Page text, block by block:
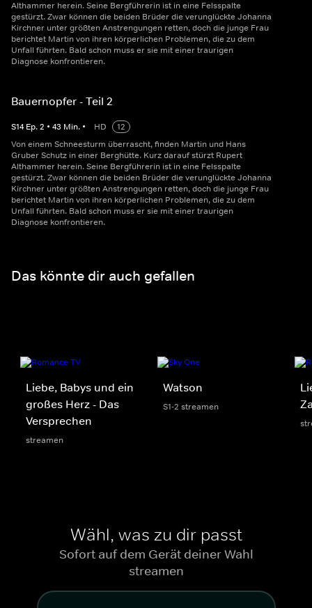
Althammer herein. Seine Bergführerin ist in eine Felsspalte
gestürzt. Zwar können die beiden Brüder die verunglückte Johanna
Kirchner unter größten Anstrengungen retten, doch die junge Frau
berichtet Martin von ihren körperlichen Problemen, die zu dem
Unfall führten. Bald schon muss er sie mit einer traurigen
Diagnose konfrontieren.
Bauernopfer - Teil 2
S14 Ep.2 • 43 Min. • HD
12
Von einem Schneesturm überrascht, finden Martin und Hans
Gruber Schutz in einer Berghütte. Kurz darauf stürzt Rupert
Althammer herein. Seine Bergführerin ist in eine Felsspalte
gestürzt. Zwar können die beiden Brüder die verunglückte Johanna
Kirchner unter größten Anstrengungen retten, doch die junge Frau
berichtet Martin von ihren körperlichen Problemen, die zu dem
Unfall führten. Bald schon muss er sie mit einer traurigen
Diagnose konfrontieren.
Das könnte dir auch gefallen
Liebe, Babys und ein
großes Herz - Das
Versprechen
streamen
Watson
S1-2 streamen
Wähl, was zu dir passt
Sofort auf dem Gerät deiner Wahl
streamen